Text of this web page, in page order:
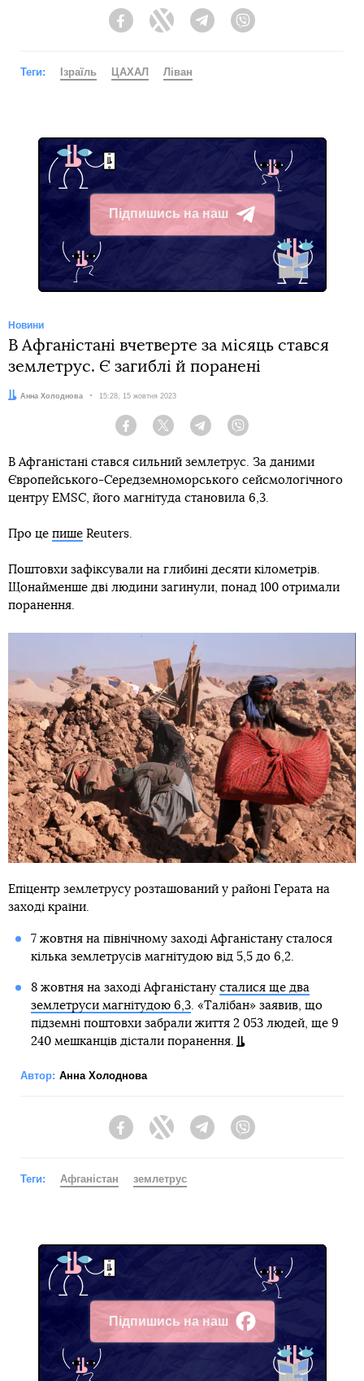
FacebookTwitter Telegram
Теги: Ізраїль ЦАХАЛ Ліван
Підпишись на наш
Telegram
Новини
В Афганістані вчетверте за місяць стався
землетрус. Є загиблі й поранені
Автор:
Анна Холоднова Дата:
15:28, 15 жовтня 2023
Facebook Twitter Telegram
В Афганістані стався сильний землетрус. За даними
Європейського-Середземноморського сейсмологічного
центру EMSC, його магнітуда становила 6,3.
Про це пише Reuters.
Поштовхи зафіксували на глибині десяти кілометрів.
Щонайменше дві людини загинули, понад 100 отримали
поранення.
Епіцентр землетрусу розташований у районі Герата на
заході країни.
7 жовтня на північному заході Афганістану сталося
кілька землетрусів магнітудою від 5,5 до 6,2.
8 жовтня на заході Афганістану сталися ще два
землетруси магнітудою 6,3. «Талібан» заявив, що
підземні поштовхи забрали життя 2 053 людей, ще 9
240 мешканців дістали поранення.
Автор: Анна Холоднова
FacebookTwitter Telegram
Теги: Афганістан землетрус
Підпишись на наш
Facebook